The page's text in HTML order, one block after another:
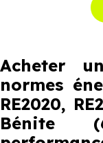
Acheter
normes
RE2020,
Bénite